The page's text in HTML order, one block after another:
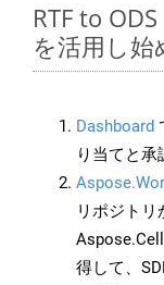
RTF to
を活用し始
Dashboard
り当てと
リポジト
得して、